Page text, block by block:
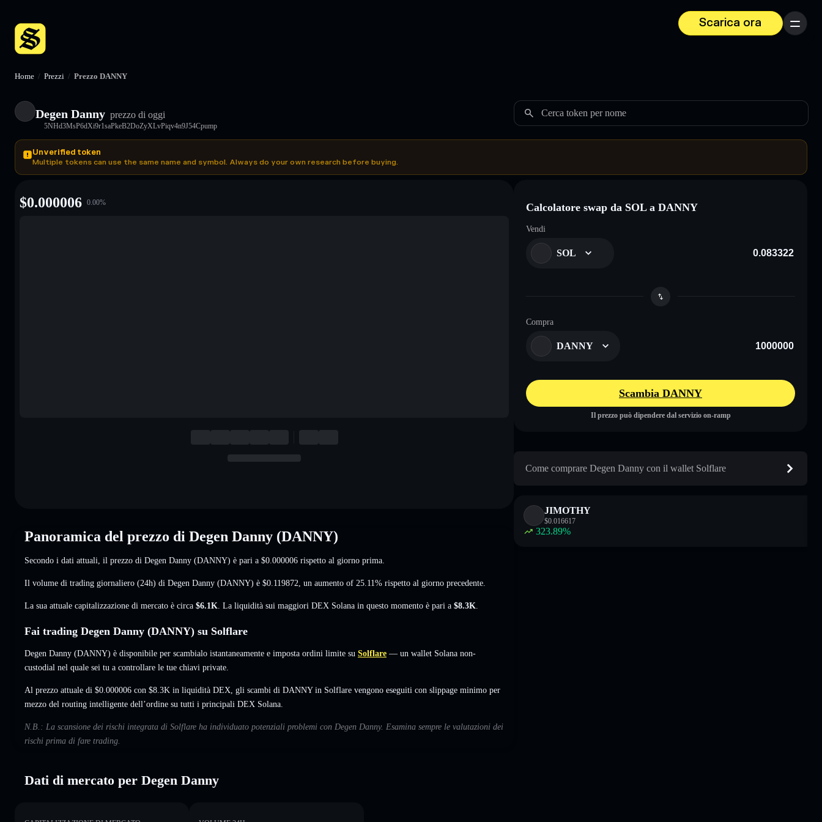
Scarica ora
Menu
Home / Prezzi / Prezzo DANNY
Degen Danny prezzo di oggi
5NHd3MsP6dXi9r1saPkeB2DoZyXLvPiqv4n9J54Cpump
Cerca token per nome
Unverified token
Multiple tokens can use the same name and symbol. Always do your own research before buying.
$0.000006 0.00%
Panoramica del prezzo di Degen Danny (DANNY)
Secondo i dati attuali, il prezzo di Degen Danny (DANNY) è pari a $0.000006 rispetto al giorno prima.
Il volume di trading giornaliero (24h) di Degen Danny (DANNY) è $0.119872 un aumento of 25.11% rispetto al giorno precedente.
La sua attuale capitalizzazione di mercato è circa $6.1K . La liquidità sui maggiori DEX Solana in questo momento è pari a $8.3K
Fai trading Degen Danny (DANNY) su Solflare
Degen Danny (DANNY) è disponibile per scambialo istantaneamente e imposta ordini limite su Solflare — un wallet Solana non-
custodial nel quale sei tu a controllare le tue chiavi private.
Al prezzo attuale di $0.000006 con $8.3K in liquidità DEX, gli scambi di DANNY in Solflare vengono eseguiti con slippage minimo per
mezzo del routing intelligente dell’ordine su tutti i principali DEX Solana.
N.B.: La scansione dei rischi integrata di Solflare ha individuato potenziali problemi con Degen Danny. Esamina sempre le valutazioni dei
rischi prima di fare trading.
Dati di mercato per Degen Danny
Calcolatore swap da SOL a DANNY
Vendi
SOL
Compra
DANNY
Scambia DANNY
Il prezzo può dipendere dal servizio on-ramp
Come comprare Degen Danny con il wallet Solflare
JIMOTHY
$0.016617
323.89%